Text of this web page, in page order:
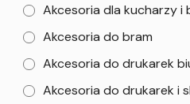
Akcesoria dla kucharzy i
Akcesoria do bram
Akcesoria do drukarek
Akcesoria do drukarek i